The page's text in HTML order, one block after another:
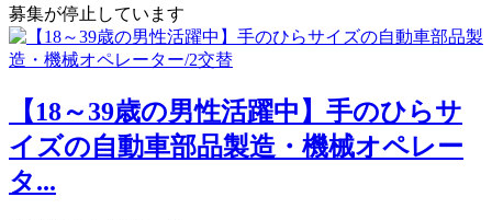
募集が停止しています
【18～39歳の男性活躍中】手のひらサ
イズの自動車部品製造・機械オペレー
タ...